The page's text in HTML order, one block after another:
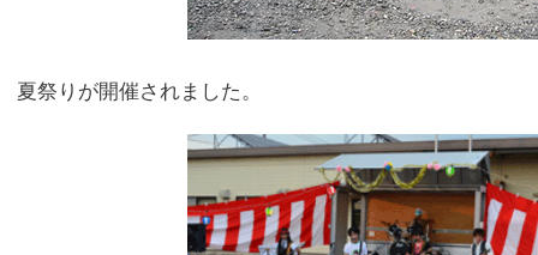
夏祭りが開催されました。